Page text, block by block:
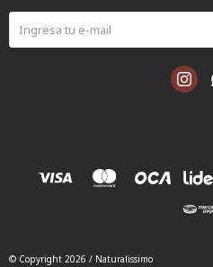

© Copyright 2026 / Naturalissimo